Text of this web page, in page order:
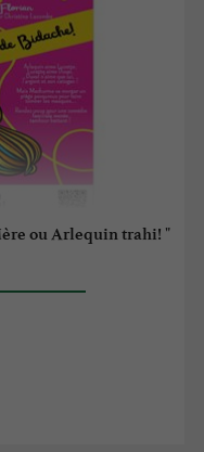
ou Arlequin trahi! "